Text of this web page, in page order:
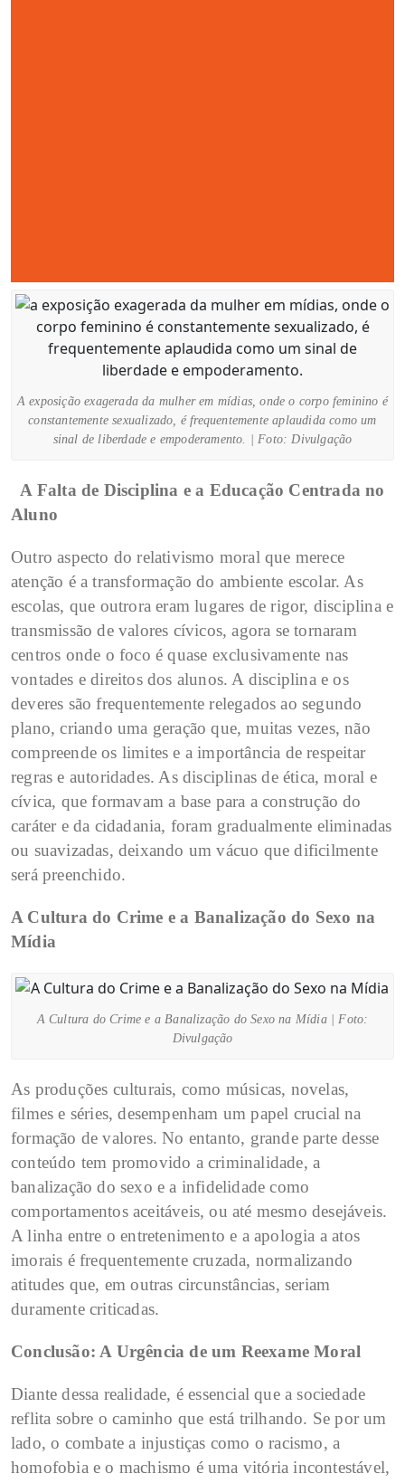
A exposição exagerada da mulher em mídias, onde o corpo feminino é
constantemente sexualizado, é frequentemente aplaudida como um
sinal de liberdade e empoderamento. | Foto: Divulgação
A Falta de Disciplina e a Educação Centrada no
Aluno
Outro aspecto do relativismo moral que merece
atenção é a transformação do ambiente escolar. As
escolas, que outrora eram lugares de rigor, disciplina e
transmissão de valores cívicos, agora se tornaram
centros onde o foco é quase exclusivamente nas
vontades e direitos dos alunos. A disciplina e os
deveres são frequentemente relegados ao segundo
plano, criando uma geração que, muitas vezes, não
compreende os limites e a importância de respeitar
regras e autoridades. As disciplinas de ética, moral e
cívica, que formavam a base para a construção do
caráter e da cidadania, foram gradualmente eliminadas
ou suavizadas, deixando um vácuo que dificilmente
será preenchido.
A Cultura do Crime e a Banalização do Sexo na
Mídia
A Cultura do Crime e a Banalização do Sexo na Mídia | Foto:
Divulgação
As produções culturais, como músicas, novelas,
filmes e séries, desempenham um papel crucial na
formação de valores. No entanto, grande parte desse
conteúdo tem promovido a criminalidade, a
banalização do sexo e a infidelidade como
comportamentos aceitáveis, ou até mesmo desejáveis.
A linha entre o entretenimento e a apologia a atos
imorais é frequentemente cruzada, normalizando
atitudes que, em outras circunstâncias, seriam
duramente criticadas.
Conclusão: A Urgência de um Reexame Moral
Diante dessa realidade, é essencial que a sociedade
reflita sobre o caminho que está trilhando. Se por um
lado, o combate a injustiças como o racismo, a
homofobia e o machismo é uma vitória incontestável,